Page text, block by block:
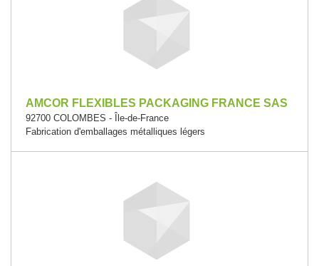
AMCOR FLEXIBLES PACKAGING FRANCE SAS
92700 COLOMBES - Île-de-France
Fabrication d'emballages métalliques légers